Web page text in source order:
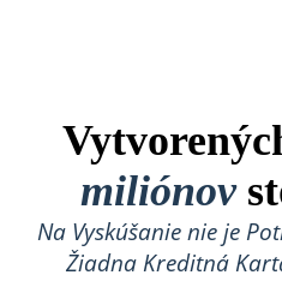
miliónov
Na Vyskúšanie nie je
Žiadna Kreditná